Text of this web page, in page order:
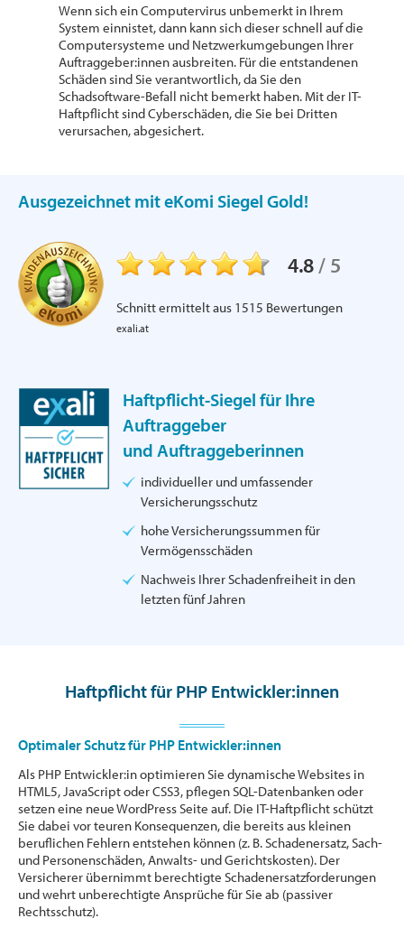
Wenn sich ein Computervirus unbemerkt in Ihrem
System einnistet, dann kann sich dieser schnell auf die
Computersysteme und Netzwerkumgebungen Ihrer
Auftraggeber:innen ausbreiten. Für die entstandenen
Schäden sind Sie verantwortlich, da Sie den
Schadsoftware-Befall nicht bemerkt haben. Mit der IT-
Haftpflicht sind Cyberschäden, die Sie bei Dritten
verursachen, abgesichert.
Ausgezeichnet mit eKomi Siegel Gold!
4.8/ 5
Schnitt ermittelt aus 1515 Bewertungen
exali.at
Haftpflicht-Siegel für Ihre
Auftraggeber
und Auftraggeberinnen
individueller und umfassender
Versicherungsschutz
hohe Versicherungssummen für
Vermögensschäden
Nachweis Ihrer Schadenfreiheit in den
letzten fünf Jahren
Haftpflicht für PHP Entwickler:innen
Optimaler Schutz für PHP Entwickler:innen
Als PHP Entwickler:in optimieren Sie dynamische Websites in
HTML5, JavaScript oder CSS3, pflegen SQL-Datenbanken oder
setzen eine neue WordPress Seite auf. Die IT-Haftpflicht schützt
Sie dabei vor teuren Konsequenzen, die bereits aus kleinen
beruflichen Fehlern entstehen können (z. B. Schadenersatz, Sach-
und Personenschäden, Anwalts- und Gerichtskosten). Der
Versicherer übernimmt berechtigte Schadenersatzforderungen
und wehrt unberechtigte Ansprüche für Sie ab (passiver
Rechtsschutz).